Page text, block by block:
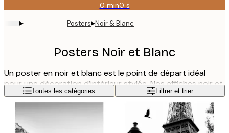
0 min0 s
Valable
jusqu'au
:
08-
06
▸ Posters▸Noir & Blanc
Posters Noir et Blanc
Un poster en noir et blanc est le point de départ idéal
pour une décoration d’intérieur stylée. Nos affiches noir et
blanc sont intemporelles et s’accordent parfaitement
avec nos autres posters photo. Vous trouverez ici des
photos élégantes, des affiches de citation, des cartes et
des illustrations graphiques en noir et blanc.
Lire la suite
Toutes les catégories Filtrer et trier